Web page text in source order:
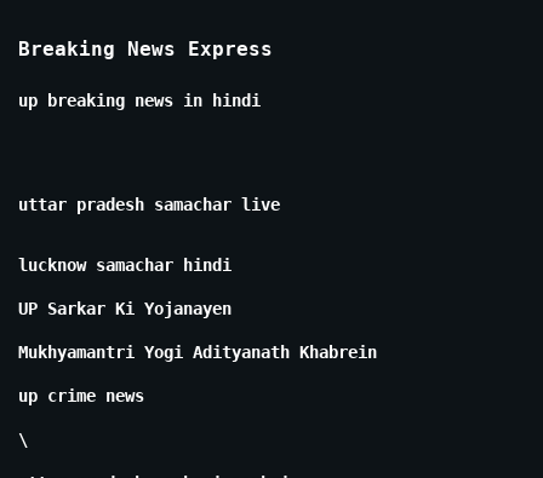
Breaking News Express
up breaking news in hindi
uttar pradesh samachar live
lucknow samachar hindi
UP Sarkar Ki Yojanayen
Mukhyamantri Yogi Adityanath Khabrein
up crime news
\